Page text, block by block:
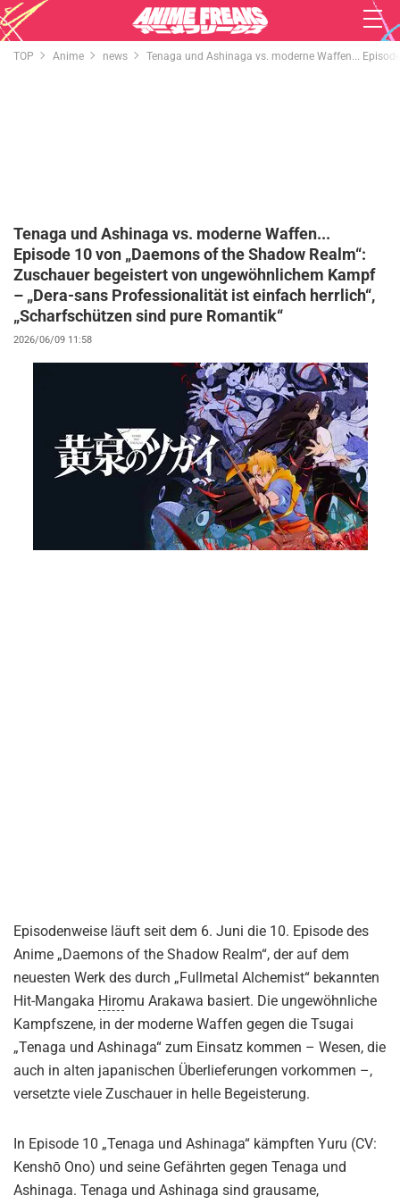
TOP Anime news Tenaga und Ashinaga vs. moderne Waffen...
Tenaga und Ashinaga vs. moderne Waffen...
Episode 10 von „Daemons of the Shadow Realm“:
Zuschauer begeistert von ungewöhnlichem Kampf
– „Dera-sans Professionalität ist einfach herrlich“,
„Scharfschützen sind pure Romantik“
2026/06/09 11:58
Episodenweise läuft seit dem 6. Juni die 10. Episode des
Anime „Daemons of the Shadow Realm“, der auf dem
neuesten Werk des durch „Fullmetal Alchemist“ bekannten
Hit-Mangaka Hiromu Arakawa basiert. Die ungewöhnliche
Kampfszene, in der moderne Waffen gegen die Tsugai
„Tenaga und Ashinaga“ zum Einsatz kommen – Wesen, die
auch in alten japanischen Überlieferungen vorkommen –,
versetzte viele Zuschauer in helle Begeisterung.
In Episode 10 „Tenaga und Ashinaga“ kämpften Yuru (CV:
Kenshō Ono) und seine Gefährten gegen Tenaga und
Ashinaga. Tenaga und Ashinaga sind grausame,